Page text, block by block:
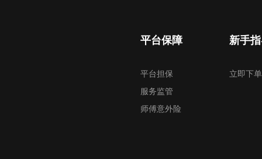
平台保障
平台担保
服务监管
师傅意外险
新手
立即下单